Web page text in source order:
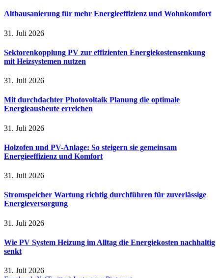
Altbausanierung für mehr Energieeffizienz und Wohnkomfort
31. Juli 2026
Sektorenkopplung PV zur effizienten Energiekostensenkung
mit Heizsystemen nutzen
31. Juli 2026
Mit durchdachter Photovoltaik Planung die optimale
Energieausbeute erreichen
31. Juli 2026
Holzofen und PV-Anlage: So steigern sie gemeinsam
Energieeffizienz und Komfort
31. Juli 2026
Stromspeicher Wartung richtig durchführen für zuverlässige
Energieversorgung
31. Juli 2026
Wie PV System Heizung im Alltag die Energiekosten nachhaltig
senkt
31. Juli 2026